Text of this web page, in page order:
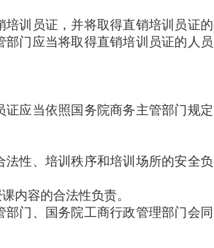
训员证，并将取得直销培训员证的
门应当将取得直销培训员证的人员
当依照国务院商务主管部门规定
、培训秩序和培训场所的安全负
内容的合法性负责。
门、国务院工商行政管理部门会同